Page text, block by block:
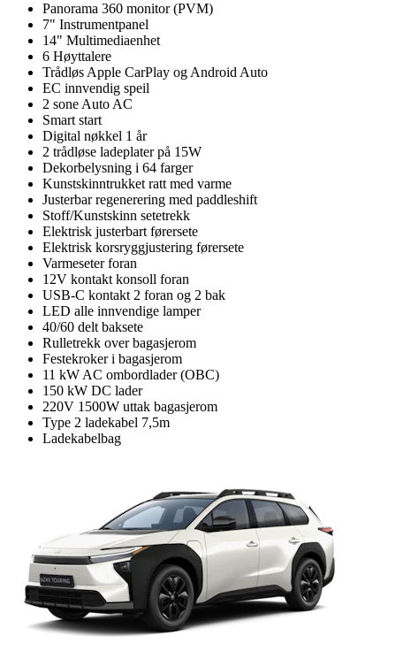
Panorama 360 monitor (PVM)
7" Instrumentpanel
14" Multimediaenhet
6 Høyttalere
Trådløs Apple CarPlay og Android Auto
EC innvendig speil
2 sone Auto AC
Smart start
Digital nøkkel 1 år
2 trådløse ladeplater på 15W
Dekorbelysning i 64 farger
Kunstskinntrukket ratt med varme
Justerbar regenerering med paddleshift
Stoff/Kunstskinn setetrekk
Elektrisk justerbart førersete
Elektrisk korsryggjustering førersete
Varmeseter foran
12V kontakt konsoll foran
USB-C kontakt 2 foran og 2 bak
LED alle innvendige lamper
40/60 delt baksete
Rulletrekk over bagasjerom
Festekroker i bagasjerom
11 kW AC ombordlader (OBC)
150 kW DC lader
220V 1500W uttak bagasjerom
Type 2 ladekabel 7,5m
Ladekabelbag